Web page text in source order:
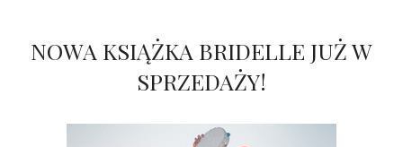
NOWA KSIĄŻKA BRIDELLE JUŻ W
SPRZEDAŻY!